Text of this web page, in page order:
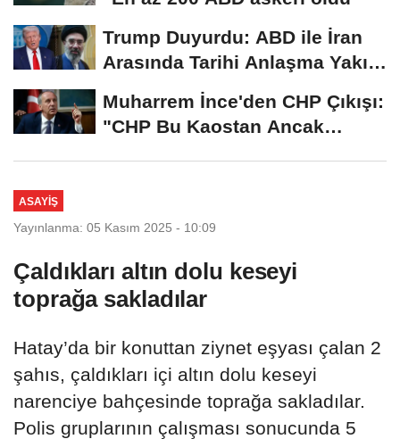
Trump Duyurdu: ABD ile İran
Arasında Tarihi Anlaşma Yakın!
Muharrem İnce'den CHP Çıkışı:
"CHP Bu Kaostan Ancak
ASAYIŞ
Yayınlanma: 05 Kasım 2025 - 10:09
Çaldıkları altın dolu keseyi
toprağa sakladılar
Hatay’da bir konuttan ziynet eşyası çalan 2
şahıs, çaldıkları içi altın dolu keseyi
narenciye bahçesinde toprağa sakladılar.
Polis gruplarının çalışması sonucunda 5